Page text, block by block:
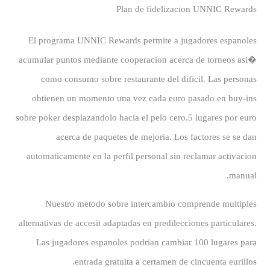
Plan de fidelizacion UNNIC Rewards
El programa UNNIC Rewards permite a jugadores espanoles
acumular puntos mediante cooperacion acerca de torneos asi�
como consumo sobre restaurante del dificil. Las personas
obtienen un momento una vez cada euro pasado en buy-ins
sobre poker desplazandolo hacia el pelo cero.5 lugares por euro
acerca de paquetes de mejoria. Los factores se se dan
automaticamente en la perfil personal sin reclamar activacion
manual.
Nuestro metodo sobre intercambio comprende multiples
alternativas de accesit adaptadas en predilecciones particulares.
Las jugadores espanoles podrian cambiar 100 lugares para
entrada gratuita a certamen de cincuenta eurillos.